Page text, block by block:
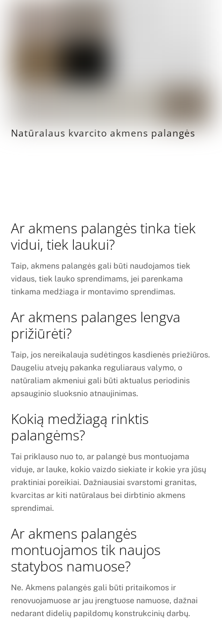
Natūralaus kvarcito akmens palangės
Ar akmens palangės tinka tiek
vidui, tiek laukui?
Taip, akmens palangės gali būti naudojamos tiek
vidaus, tiek lauko sprendimams, jei parenkama
tinkama medžiaga ir montavimo sprendimas.
Ar akmens palanges lengva
prižiūrėti?
Taip, jos nereikalauja sudėtingos kasdienės priežiūros.
Daugeliu atvejų pakanka reguliaraus valymo, o
natūraliam akmeniui gali būti aktualus periodinis
apsauginio sluoksnio atnaujinimas.
Kokią medžiagą rinktis
palangėms?
Tai priklauso nuo to, ar palangė bus montuojama
viduje, ar lauke, kokio vaizdo siekiate ir kokie yra jūsų
praktiniai poreikiai. Dažniausiai svarstomi granitas,
kvarcitas ar kiti natūralaus bei dirbtinio akmens
sprendimai.
Ar akmens palangės
montuojamos tik naujos
statybos namuose?
Ne. Akmens palangės gali būti pritaikomos ir
renovuojamuose ar jau įrengtuose namuose, dažnai
nedarant didelių papildomų konstrukcinių darbų.